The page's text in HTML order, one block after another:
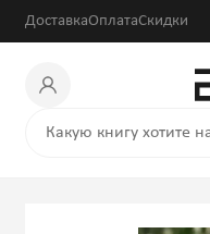
ДоставкаОплатаСкидки